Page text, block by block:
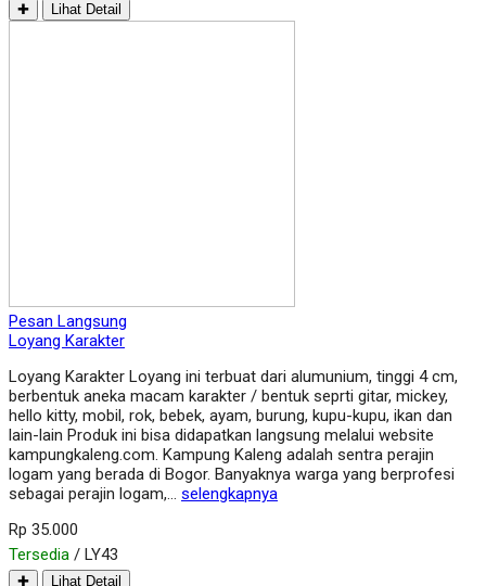
✚ Lihat Detail
Pesan Langsung
Loyang Karakter
Loyang Karakter Loyang ini terbuat dari alumunium, tinggi 4 cm,
berbentuk aneka macam karakter / bentuk seprti gitar, mickey,
hello kitty, mobil, rok, bebek, ayam, burung, kupu-kupu, ikan dan
lain-lain Produk ini bisa didapatkan langsung melalui website
kampungkaleng.com. Kampung Kaleng adalah sentra perajin
logam yang berada di Bogor. Banyaknya warga yang berprofesi
sebagai perajin logam,… selengkapnya
Rp 35.000
Tersedia / LY43
✚ Lihat Detail